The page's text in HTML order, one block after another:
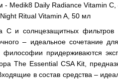
- Medik8 Daily Radiance Vitamin
Ritual Vitamin A, 50 мл
С и солнцезащитных фильтров
– идеальное сочетание
придерживаются
The Essential CSA Kit,
в состав средства –